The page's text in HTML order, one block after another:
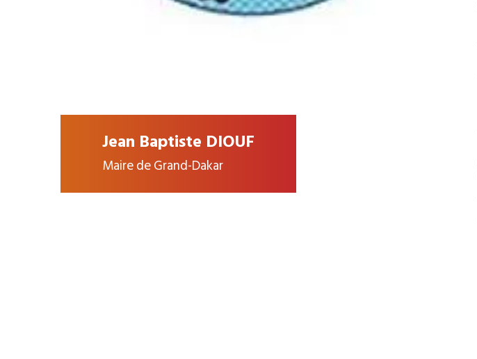
Jean Baptiste DIOUF
Maire de Grand-Dakar